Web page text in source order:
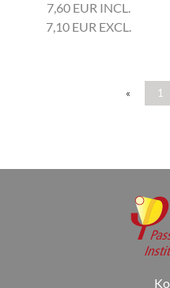
7,60 EUR INCL.
7,10 EUR EXCL.
« 1